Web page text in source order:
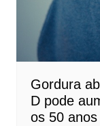
Gordura
D pode
os 50 anos